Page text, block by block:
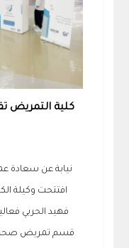
كلية التمريض
نيابة عن سعادة
افتتحت وكيلة
فهيد الحربي
قسم تمريض صحة